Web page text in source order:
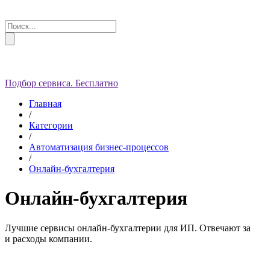
Подбор сервиса. Бесплатно
Главная
/
Категории
/
Автоматизация бизнес-процессов
/
Онлайн-бухгалтерия
Онлайн-бухгалтерия
Лучшие сервисы онлайн-бухгалтерии для ИП. Отвечают за
и расходы компании.